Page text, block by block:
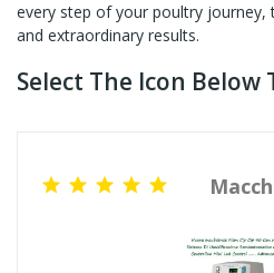
every step of your poultry journey,
and extraordinary results.
Select The Icon
    